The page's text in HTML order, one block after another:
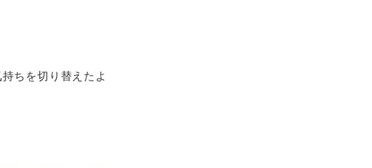
ちを切り替えたよ